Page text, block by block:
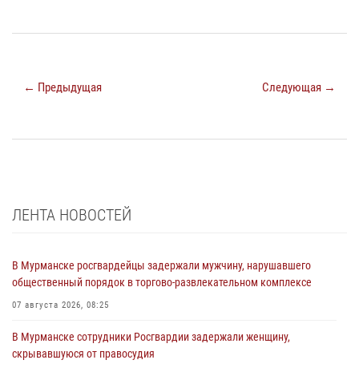
← Предыдущая Следующая →
ЛЕНТА НОВОСТЕЙ
В Мурманске росгвардейцы задержали мужчину, нарушавшего
общественный порядок в торгово-развлекательном комплексе
07 августа 2026, 08:25
В Мурманске сотрудники Росгвардии задержали женщину,
скрывавшуюся от правосудия